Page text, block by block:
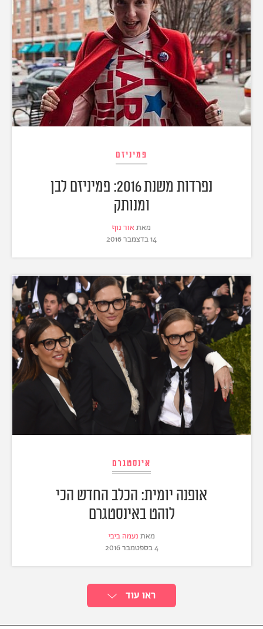
פמיניזם
נפרדות משנת 2016: פמיניזם לבן
ומנותק
מאת אור נוף
14 בדצמבר 2016
אינסטגרם
אופנה יומית: הכלב החדש הכי
לוהט באינסטגרם
מאת נעמה ביבי
4 בספטמבר 2016
ראו עוד